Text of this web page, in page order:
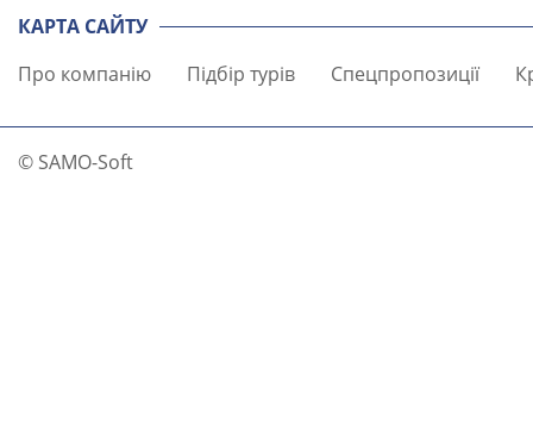
КАРТА САЙТУ
Про компанію
Підбір турів Спецпропозиції
© SAMO-Soft